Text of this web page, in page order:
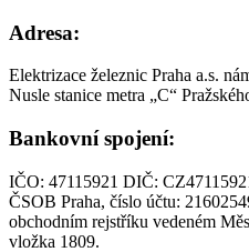
Adresa:
Elektrizace železnic Praha a.s.
Nusle stanice metra „C“
Bankovní spojení:
IČO: 47115921 DIČ:
ČSOB Praha, číslo účtu:
obchodním rejstříku vedeném
vložka 1809.